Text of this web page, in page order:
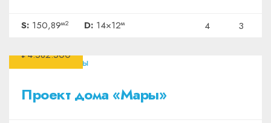
S: 150,89м2 D: 14×12м 4 3
₽4.582.500
Проект дома «Мары»